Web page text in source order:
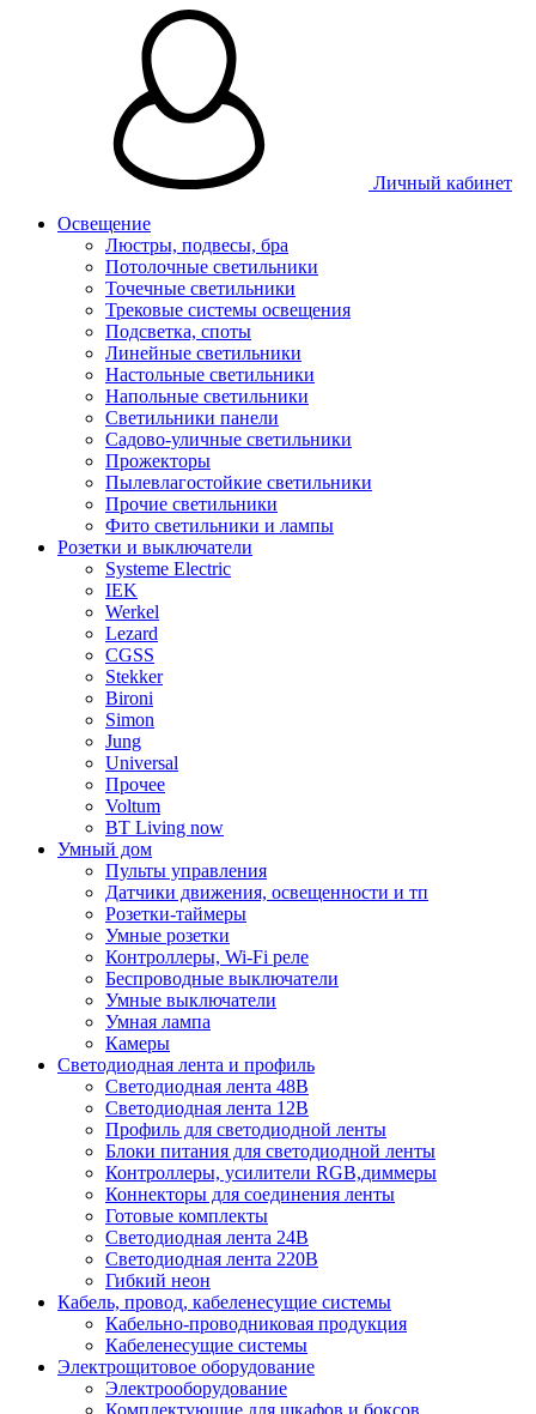
Личный кабинет
Освещение
Люстры, подвесы, бра
Потолочные светильники
Точечные светильники
Трековые системы освещения
Подсветка, споты
Линейные светильники
Настольные светильники
Напольные светильники
Светильники панели
Садово-уличные светильники
Прожекторы
Пылевлагостойкие светильники
Прочие светильники
Фито светильники и лампы
Розетки и выключатели
Systeme Electric
IEK
Werkel
Lezard
CGSS
Stekker
Bironi
Simon
Jung
Universal
Прочее
Voltum
BT Living now
Умный дом
Пульты управления
Датчики движения, освещенности и тп
Розетки-таймеры
Умные розетки
Контроллеры, Wi-Fi реле
Беспроводные выключатели
Умные выключатели
Умная лампа
Камеры
Светодиодная лента и профиль
Светодиодная лента 48В
Светодиодная лента 12В
Профиль для светодиодной ленты
Блоки питания для светодиодной ленты
Контроллеры, усилители RGB,диммеры
Коннекторы для соединения ленты
Готовые комплекты
Светодиодная лента 24В
Светодиодная лента 220В
Гибкий неон
Кабель, провод, кабеленесущие системы
Кабельно-проводниковая продукция
Кабеленесущие системы
Электрощитовое оборудование
Электрооборудование
Комплектующие для шкафов и боксов